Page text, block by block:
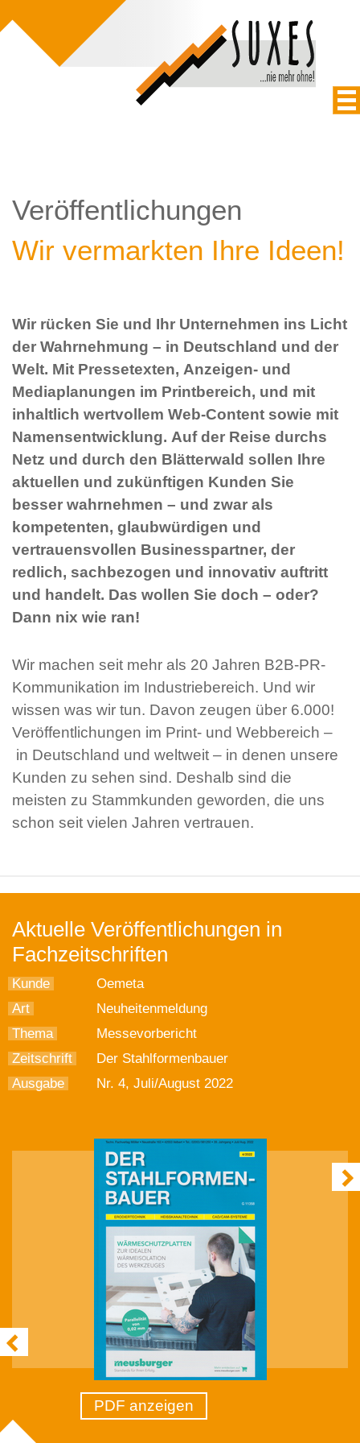
Veröffentlichungen
Wir vermarkten Ihre Ideen!
Wir rücken Sie und Ihr Unternehmen ins Licht
der Wahrnehmung – in Deutschland und der
Welt. Mit Pressetexten, Anzeigen- und
Mediaplanungen im Printbereich, und mit
inhaltlich wertvollem Web-Content sowie mit
Namensentwicklung. Auf der Reise durchs
Netz und durch den Blätterwald sollen Ihre
aktuellen und zukünftigen Kunden Sie
besser wahrnehmen – und zwar als
kompetenten, glaubwürdigen und
vertrauensvollen Businesspartner, der
redlich, sachbezogen und innovativ auftritt
und handelt. Das wollen Sie doch – oder?
Dann nix wie ran!
Wir machen seit mehr als 20 Jahren B2B-PR-
Kommunikation im Industriebereich. Und wir
wissen was wir tun. Davon zeugen über 6.000!
Veröffentlichungen im Print- und Webbereich –
in Deutschland und weltweit – in denen unsere
Kunden zu sehen sind. Deshalb sind die
meisten zu Stammkunden geworden, die uns
schon seit vielen Jahren vertrauen.
Aktuelle Veröffentlichungen in
Fachzeitschriften
Kunde
Oemeta
Art
Neuheitenmeldung
Thema
Messevorbericht
Zeitschrift
Der Stahlformenbauer
Ausgabe
Nr. 4, Juli/August 2022
PDF anzeigen